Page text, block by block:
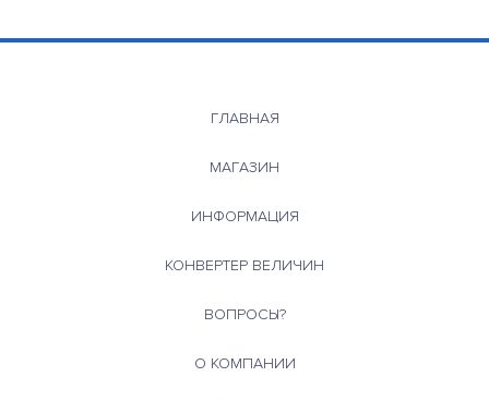
ГЛАВНАЯ
МАГАЗИН
ИНФОРМАЦИЯ
КОНВЕРТЕР ВЕЛИЧИН
ВОПРОСЫ?
О КОМПАНИИ